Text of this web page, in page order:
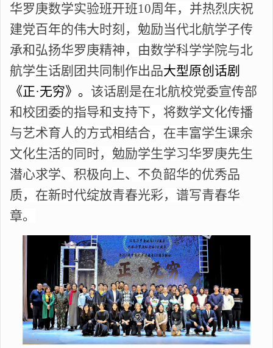
华罗庚数学实验班开班10周年，并热烈庆祝
建党百年的伟大时刻，勉励当代北航学子传
承和弘扬华罗庚精神，由数学科学学院与北
航学生话剧团共同制作出品大型原创话剧
《正·无穷》。 该话剧是在北航校党委宣传部
和校团委的指导和支持下，将数学文化传播
与艺术育人的方式相结合，在丰富学生课余
文化生活的同时，勉励学生学习华罗庚先生
潜心求学、积极向上、不负韶华的优秀品
质，在新时代绽放青春光彩，谱写青春华
章。